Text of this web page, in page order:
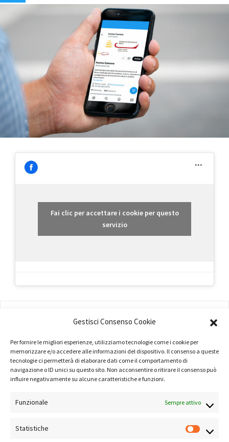
Gestisci Consenso Cookie
Per fornire le migliori esperienze, utilizziamo tecnologie come i cookie per
memorizzare e/o accedere alle informazioni del dispositivo. Il consenso a queste
tecnologie ci permetterà di elaborare dati come il comportamento di
navigazione o ID unici su questo sito. Non acconsentire o ritirare il consenso può
influire negativamente su alcune caratteristiche e funzioni.
Funzionale Sempre attivo
Statistiche
Fai clic per accettare i cookie per questo
servizio
TERMINI E CONDIZIONI
PRIVACY POLICY